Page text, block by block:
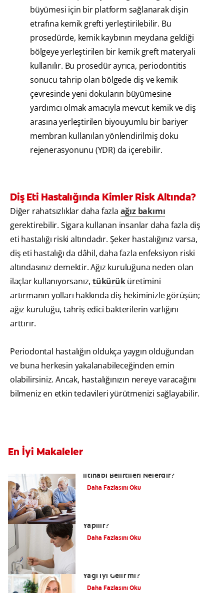
büyümesi için bir platform sağlanarak dişin
etrafına kemik grefti yerleştirilebilir. Bu
prosedürde, kemik kaybının meydana geldiği
bölgeye yerleştirilen bir kemik greft materyali
kullanılır. Bu prosedür ayrıca, periodontitis
sonucu tahrip olan bölgede diş ve kemik
çevresinde yeni dokuların büyümesine
yardımcı olmak amacıyla mevcut kemik ve diş
arasına yerleştirilen biyouyumlu bir bariyer
membran kullanılan yönlendirilmiş doku
rejenerasyonunu (YDR) da içerebilir.
Diş Eti Hastalığında Kimler Risk Altında?
Diğer rahatsızlıklar daha fazla ağız bakımı
gerektirebilir. Sigara kullanan insanlar daha fazla diş
eti hastalığı riski altındadır. Şeker hastalığınız varsa,
diş eti hastalığı da dâhil, daha fazla enfeksiyon riski
altındasınız demektir. Ağız kuruluğuna neden olan
ilaçlar kullanıyorsanız,tükürüküretimini
artırmanın yolları hakkında diş hekiminizle görüşün;
ağız kuruluğu, tahriş edici bakterilerin varlığını
arttırır.
Periodontal hastalığın oldukça yaygın olduğundan
ve buna herkesin yakalanabileceğinden emin
olabilirsiniz. Ancak, hastalığınızın nereye varacağını
bilmeniz en etkin tedavileri yürütmenizi sağlayabilir.
En İyi Makaleler
İltihabı Belirtileri Nelerdir?
Daha Fazlasını Oku
Yapılır?
Daha Fazlasını Oku
Yağı İyi Gelir mi?
Daha Fazlasını Oku